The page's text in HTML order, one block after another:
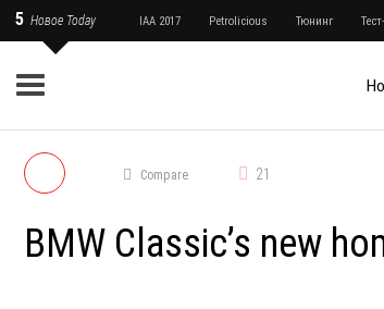
5 Новое Today IAA 2017 Petrolicious Тюнинг
Compare 21
BMW Classic’s new